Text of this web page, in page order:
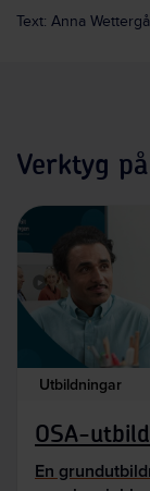
Text: Anna
Verktyg
Utbildningar
OSA-
En